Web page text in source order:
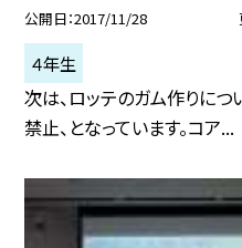
公開日 2017/11/28
４年生
次は、ロッテのガム作りに
禁止、となっています。コア...